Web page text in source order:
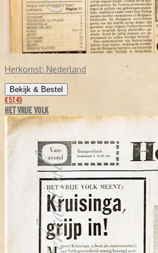
Herkomst: Nederland
Bekijk & Bestel
€ 57,45
HET VRIJE VOLK